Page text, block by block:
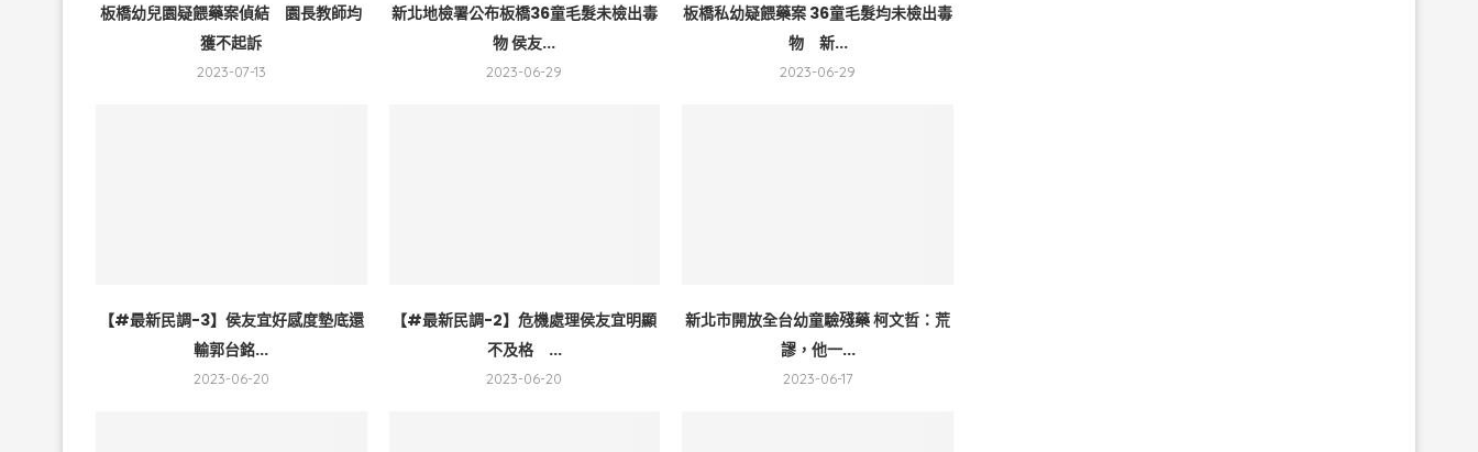
板橋幼兒園疑餵藥案偵結 園長教師均
獲不起訴
2023-07-13
新北地檢署公布板橋36童毛髮未檢出毒
物 侯友...
2023-06-29
板橋私幼疑餵藥案 36童毛髮均未檢出毒
物 新...
2023-06-29
【#最新民調-3】侯友宜好感度墊底還
輸郭台銘...
2023-06-20
【#最新民調-2】危機處理侯友宜明顯
不及格 ...
2023-06-20
新北市開放全台幼童驗殘藥 柯文哲：荒
謬，他一...
2023-06-17